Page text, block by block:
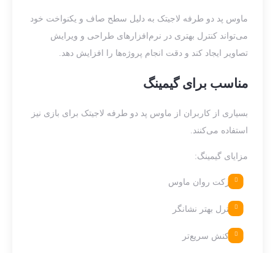
ماوس پد دو طرفه لاجیتک به دلیل سطح صاف و یکنواخت خود
می‌تواند کنترل بهتری در نرم‌افزارهای طراحی و ویرایش
تصاویر ایجاد کند و دقت انجام پروژه‌ها را افزایش دهد.
مناسب برای گیمینگ
بسیاری از کاربران از ماوس پد دو طرفه لاجیتک برای بازی نیز
استفاده می‌کنند.
مزایای گیمینگ:
حرکت روان ماوس
کنترل بهتر نشانگر
واکنش سریع‌تر